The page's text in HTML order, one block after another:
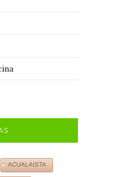
ACUALAISTA